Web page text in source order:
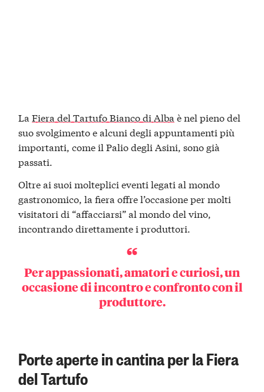
LaFiera del Tartufo Bianco di Alba è nel pieno del
suo svolgimento e alcuni degli appuntamenti più
importanti, come il Palio degli Asini, sono già
passati.
Oltre ai suoi molteplici eventi legati al mondo
gastronomico, la fiera offre l’occasione per molti
visitatori di “affacciarsi” al mondo del vino,
incontrando direttamente i produttori.
Per appassionati, amatori e curiosi, un
occasione di incontro e confronto con il
produttore.
Porte aperte in cantina per la Fiera
del Tartufo